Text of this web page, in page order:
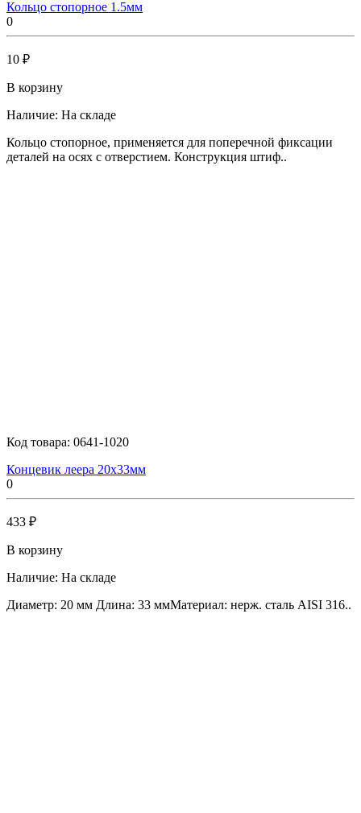
Кольцо стопорное 1.5мм
0
10 ₽
В корзину
Наличие: На складе
Кольцо стопорное, применяется для поперечной фиксации
деталей на осях с отверстием. Конструкция штиф..
Код товара: 0641-1020
Концевик леера 20х33мм
0
433 ₽
В корзину
Наличие: На складе
Диаметр: 20 мм Длина: 33 ммМатериал: нерж. сталь AISI 316..